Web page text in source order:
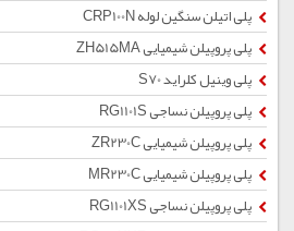
پلی اتیلن سنگین لوله CRP100N
پلی پروپیلن شیمیایی ZH515MA
پلی وینیل کلراید S70
پلی پروپیلن نساجی RG1101S
پلی پروپیلن شیمیایی ZR230C
پلی پروپیلن شیمیایی MR230C
پلی پروپیلن نساجی RG1101XS